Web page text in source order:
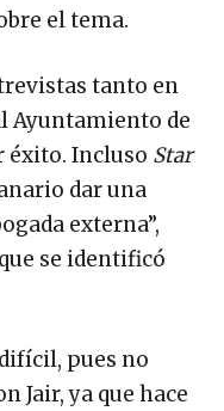
el tema.
tanto en
Ayuntamiento de
éxito. Incluso Star
dar una
externa”,
se identificó
pues no
Jair, ya que hace